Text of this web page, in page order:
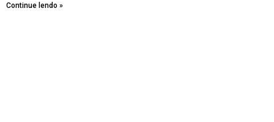
Continue lendo »